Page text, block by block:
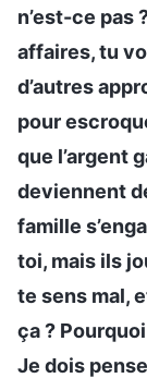
n’est-ce pas
affaires, tu
d’autres
pour
que l’argent
deviennent
famille
toi, mais ils
te sens mal,
ça ?
Je dois